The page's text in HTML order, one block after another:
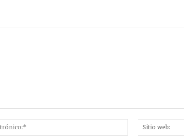
Correo
electrónico:*